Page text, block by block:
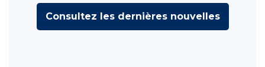
Consultez les dernières nouvelles